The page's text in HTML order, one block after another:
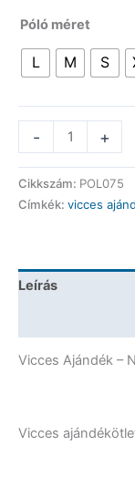
Póló méret
L M S
-
Póló
-
Nyugdíjas
vagyok
Ajándék
+
Cikkszám: POL075
Címkék: vicces
Leírás
Vicces Ajándék –
Vicces